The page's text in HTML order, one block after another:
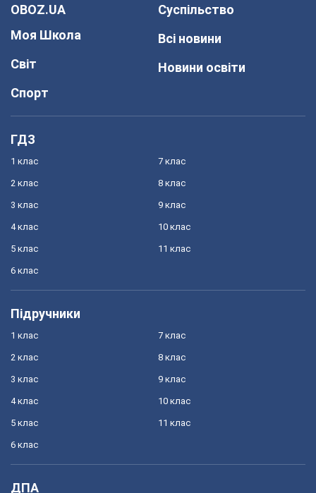
OBOZ.UA
Моя Школа
Світ
Спорт
Суспільство
Всі новини
Новини освіти
ГДЗ
1 клас
2 клас
3 клас
4 клас
5 клас
6 клас
7 клас
8 клас
9 клас
10 клас
11 клас
Підручники
1 клас
2 клас
3 клас
4 клас
5 клас
6 клас
7 клас
8 клас
9 клас
10 клас
11 клас
ДПА